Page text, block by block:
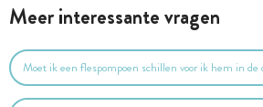
Meer interessante vragen
Moet ik een flespompoen schillen voor ik hem in de